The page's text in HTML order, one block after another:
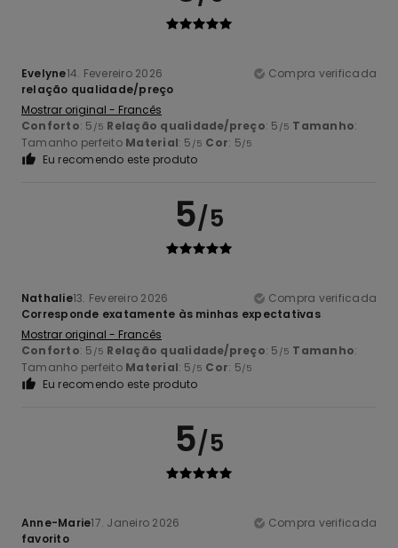
Evelyne14. Fevereiro 2026
Compra verificada
relação qualidade/preço
Mostrar original - Francês
Conforto: 5 /5 Relação qualidade/preço: 5 /5 Tamanho:
Tamanho perfeito Material: 5 /5 Cor: 5/5
Eu recomendo este produto
5/5
Nathalie13. Fevereiro 2026
Compra verificada
Corresponde exatamente às minhas expectativas
Mostrar original - Francês
Conforto: 5 /5 Relação qualidade/preço: 5 /5 Tamanho:
Tamanho perfeito Material: 5 /5 Cor: 5/5
Eu recomendo este produto
5/5
Anne-Marie17. Janeiro 2026
Compra verificada
favorito